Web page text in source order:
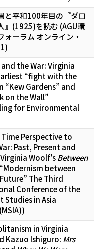
と平和――100年目の『ダロ
』(1925)を読む (AGU環
ォーラム オンライン・
and the War: Virginia
“fight with the
Gardens” and
on the Wall”
for Environmental
Perspective to
Past, Present and
Woolf'sBetween
between
The Third
Conference of the
Studies in Asia
in Virginia
Kazuo Ishiguro: Mrs